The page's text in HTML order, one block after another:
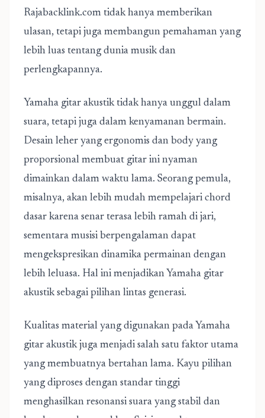
Rajabacklink.com tidak hanya memberikan
ulasan, tetapi juga membangun pemahaman yang
lebih luas tentang dunia musik dan
perlengkapannya.
Yamaha gitar akustik tidak hanya unggul dalam
suara, tetapi juga dalam kenyamanan bermain.
Desain leher yang ergonomis dan body yang
proporsional membuat gitar ini nyaman
dimainkan dalam waktu lama. Seorang pemula,
misalnya, akan lebih mudah mempelajari chord
dasar karena senar terasa lebih ramah di jari,
sementara musisi berpengalaman dapat
mengekspresikan dinamika permainan dengan
lebih leluasa. Hal ini menjadikan Yamaha gitar
akustik sebagai pilihan lintas generasi.
Kualitas material yang digunakan pada Yamaha
gitar akustik juga menjadi salah satu faktor utama
yang membuatnya bertahan lama. Kayu pilihan
yang diproses dengan standar tinggi
menghasilkan resonansi suara yang stabil dan